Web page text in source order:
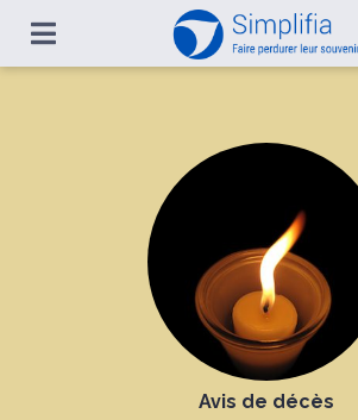
Avis de décès